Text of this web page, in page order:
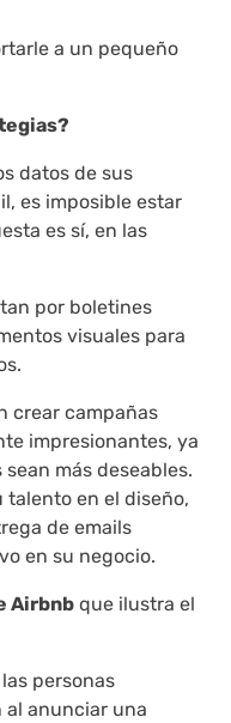
a un pequeño
datos de sus
es imposible estar
es sí, en las
por boletines
visuales para
crear campañas
impresionantes, ya
más deseables.
talento en el diseño,
de emails
en su negocio.
Airbnb que ilustra el
personas
anunciar una